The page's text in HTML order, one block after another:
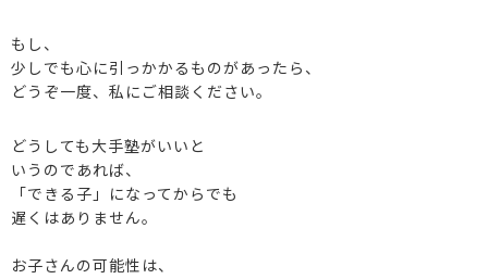
もし、
少しでも心に引っかかるものがあったら、
どうぞ一度、私にご相談ください。
どうしても大手塾がいいと
いうのであれば、
「できる子」になってからでも
遅くはありません。
お子さんの可能性は、